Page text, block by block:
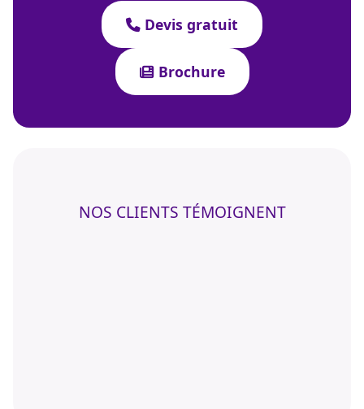
Devis gratuit
Brochure
NOS CLIENTS TÉMOIGNENT